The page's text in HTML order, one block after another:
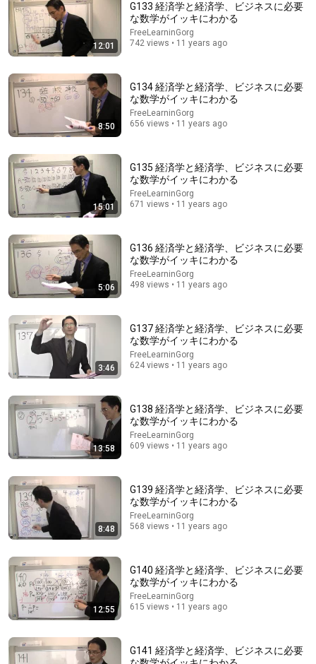
4 Optional Medical Tests You Should Avoid / 6 Tests
You Should Get / The Incredible Value of Abdo...
PIVOT 公式チャンネル
52:47
[Kei Tanaka vs. Tsurutaro Kataoka] Why don’t you
hesitate when making life decisions? When you're...
ReHacQ−リハック−【公式】
Auto-dubbed
12:01
G133 経済学と経済学、ビジネスに必要
な数学がイッキにわかる
FreeLearninGorg
742 views • 11 years ago
8:50
G134 経済学と経済学、ビジネスに必要
な数学がイッキにわかる
FreeLearninGorg
656 views • 11 years ago
15:01
G135 経済学と経済学、ビジネスに必要
な数学がイッキにわかる
FreeLearninGorg
671 views • 11 years ago
5:06
G136 経済学と経済学、ビジネスに必要
な数学がイッキにわかる
FreeLearninGorg
498 views • 11 years ago
3:46
G137 経済学と経済学、ビジネスに必要
な数学がイッキにわかる
FreeLearninGorg
624 views • 11 years ago
13:58
G138 経済学と経済学、ビジネスに必要
な数学がイッキにわかる
FreeLearninGorg
609 views • 11 years ago
8:48
G139 経済学と経済学、ビジネスに必要
な数学がイッキにわかる
FreeLearninGorg
568 views • 11 years ago
12:55
G140 経済学と経済学、ビジネスに必要
な数学がイッキにわかる
FreeLearninGorg
615 views • 11 years ago
G141 経済学と経済学、ビジネスに必要